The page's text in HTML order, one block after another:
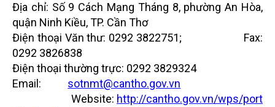
Địa chỉ: Số 9 Cách Mạng Tháng 8, phường An Hòa,
quận Ninh Kiều, TP. Cần Thơ
Điện thoại Văn thư: 0292 3822751; Fax:
0292 3826838
Điện thoại thường trực: 0292 3829324
Email: sotnmt@cantho.gov.vn
Website: http://cantho.gov.vn/wps/port